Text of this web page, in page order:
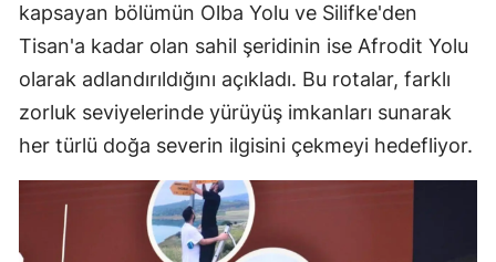
kapsayan bölümün Olba Yolu ve Silifke'den
Tisan'a kadar olan sahil şeridinin ise Afrodit Yolu
olarak adlandırıldığını açıkladı. Bu rotalar, farklı
zorluk seviyelerinde yürüyüş imkanları sunarak
her türlü doğa severin ilgisini çekmeyi hedefliyor.